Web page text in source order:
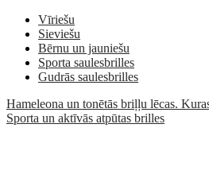
Vīriešu
Sieviešu
Bērnu un jauniešu
Sporta saulesbrilles
Gudrās saulesbrilles
Hameleona un tonētās briļļu lēcas.
Sporta un aktīvās atpūtas brilles